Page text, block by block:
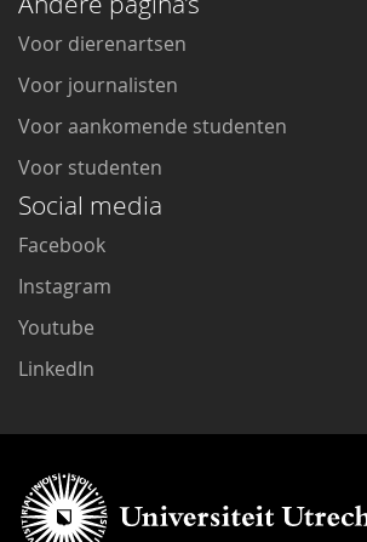
Voor dierenartsen
Voor journalisten
Voor aankomende studenten
Voor studenten
Social media
Facebook
Instagram
Youtube
LinkedIn